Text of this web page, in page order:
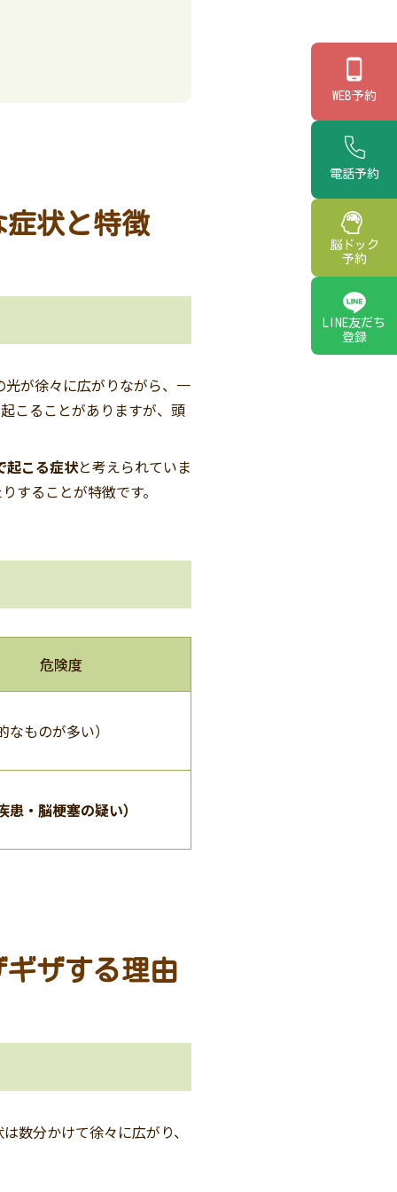
WEB予約
電話予約
脳ドック
予約
LINE友だち
登録
状と特徴
が徐々に広がりながら、一
こることがありますが、頭
起こる症状と考えられていま
することが特徴です。
危険度
なものが多い）
患・脳梗塞の疑い）
ザする理由
数分かけて徐々に広がり、